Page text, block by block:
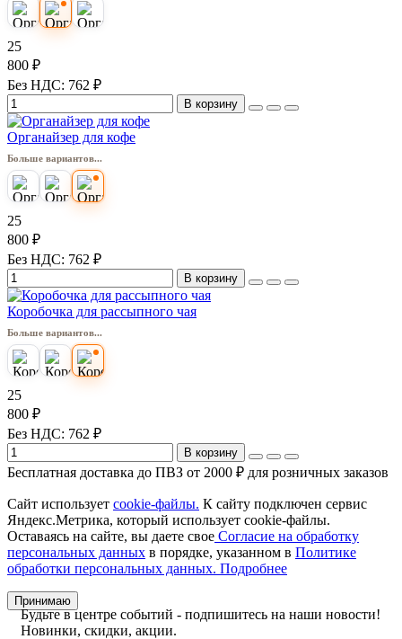
25
800 ₽
Без НДС: 762 ₽
В корзину
Органайзер для кофе
Больше вариантов...
25
800 ₽
Без НДС: 762 ₽
В корзину
Коробочка для рассыпного чая
Больше вариантов...
25
800 ₽
Без НДС: 762 ₽
В корзину
Бесплатная доставка до ПВЗ от 2000 ₽ для розничных заказов
Сайт использует cookie-файлы. К cайту подключен сервис
Яндекс.Метрика, который использует cookie-файлы.
Оставаясь на сайте, вы даете свое Согласие на обработку
персональных данных в порядке, указанном в Политике
обработки персональных данных. Подробнее
Принимаю
Будьте в центре событий - подпишитесь на наши новости!
Новинки, скидки, акции.